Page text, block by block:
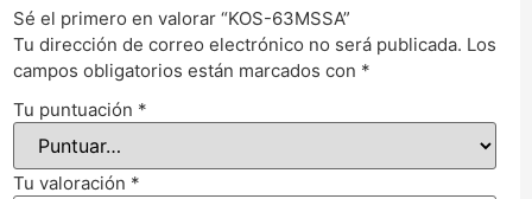
Sé el primero en valorar “KOS-63MSSA”
Tu dirección de correo electrónico no será publicada. Los
campos obligatorios están marcados con *
Tu puntuación *
Tu valoración *